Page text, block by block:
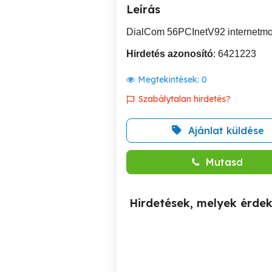
Leírás
DialCom 56PCInetV92
Hirdetés azonosító: 6421223
Megtekintések: 0
Szabálytalan hirdetés?
Ajánlat küldése
Mutasd
Hirdetések, melyek